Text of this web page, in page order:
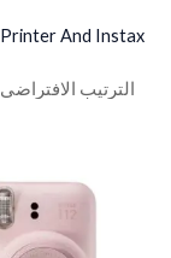
Printer And Instax